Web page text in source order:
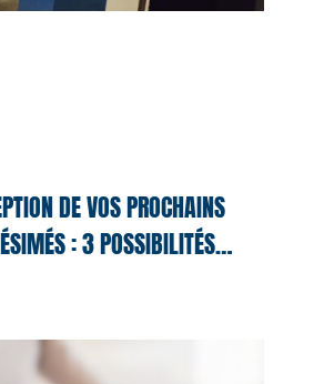
DE VOS PROCHAINS
: 3 POSSIBILITÉS…